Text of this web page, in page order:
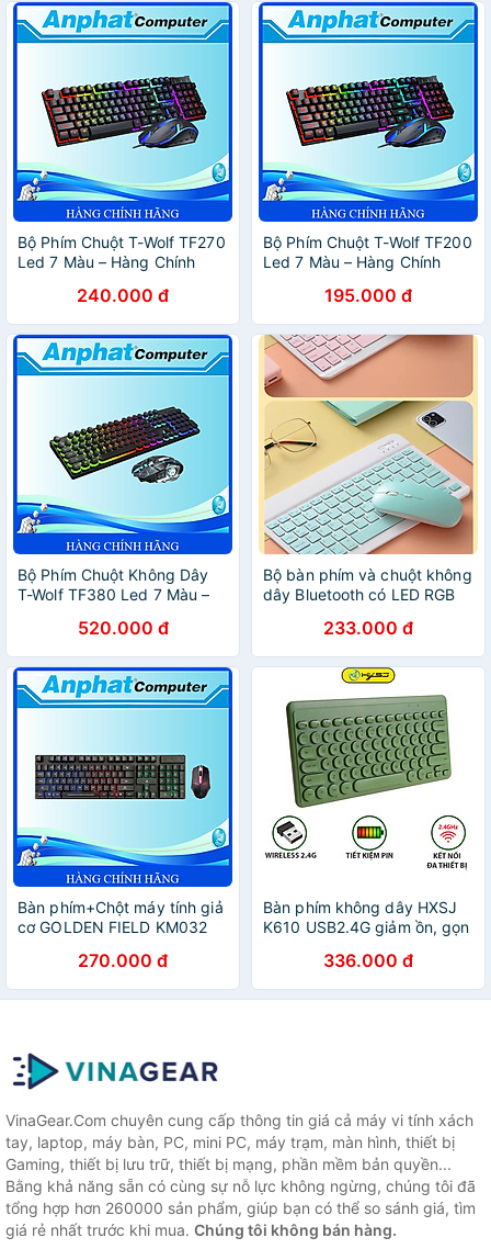
Bộ Phím Chuột T-Wolf TF270
Led 7 Màu – Hàng Chính
240.000 đ
Bộ Phím Chuột T-Wolf TF200
Led 7 Màu – Hàng Chính
195.000 đ
Bộ Phím Chuột Không Dây
T-Wolf TF380 Led 7 Màu –
520.000 đ
Bộ bàn phím và chuột không
dây Bluetooth có LED RGB
iPad, điện thoại di động -
hàng chính hãng
233.000 đ
Bàn phím+Chột máy tính giả
cơ GOLDEN FIELD KM032
Chính Hãng270.000 đ
Bàn phím không dây HXSJ
K610 USB2.4G giảm ồn, gọn
PC/ Laptop/ Điện thoại-
Hàng chính hãng
336.000 đ
VinaGear.Com chuyên cung cấp thông tin giá cả máy vi tính xách
tay, laptop, máy bàn, PC, mini PC, máy trạm, màn hình, thiết bị
Gaming, thiết bị lưu trữ, thiết bị mạng, phần mềm bản quyền...
Bằng khả năng sẵn có cùng sự nỗ lực không ngừng, chúng tôi đã
tổng hợp hơn 260000 sản phẩm, giúp bạn có thể so sánh giá, tìm
giá rẻ nhất trước khi mua. Chúng tôi không bán hàng.